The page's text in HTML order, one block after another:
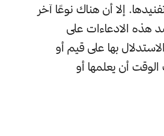
إلا أن هناك نوعًا آخر
هذه الادعاءات على
بها على قيم أو
أن يعلمها أو